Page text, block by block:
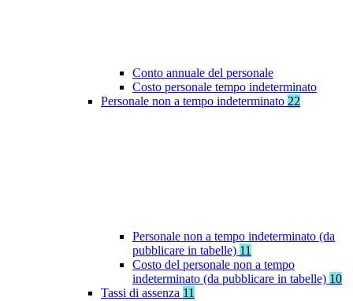
Conto annuale del personale
Costo personale tempo indeterminato
Personale non a tempo indeterminato 22
Personale non a tempo indeterminato (da
pubblicare in tabelle) 11
Costo del personale non a tempo
indeterminato (da pubblicare in tabelle) 10
Tassi di assenza 11